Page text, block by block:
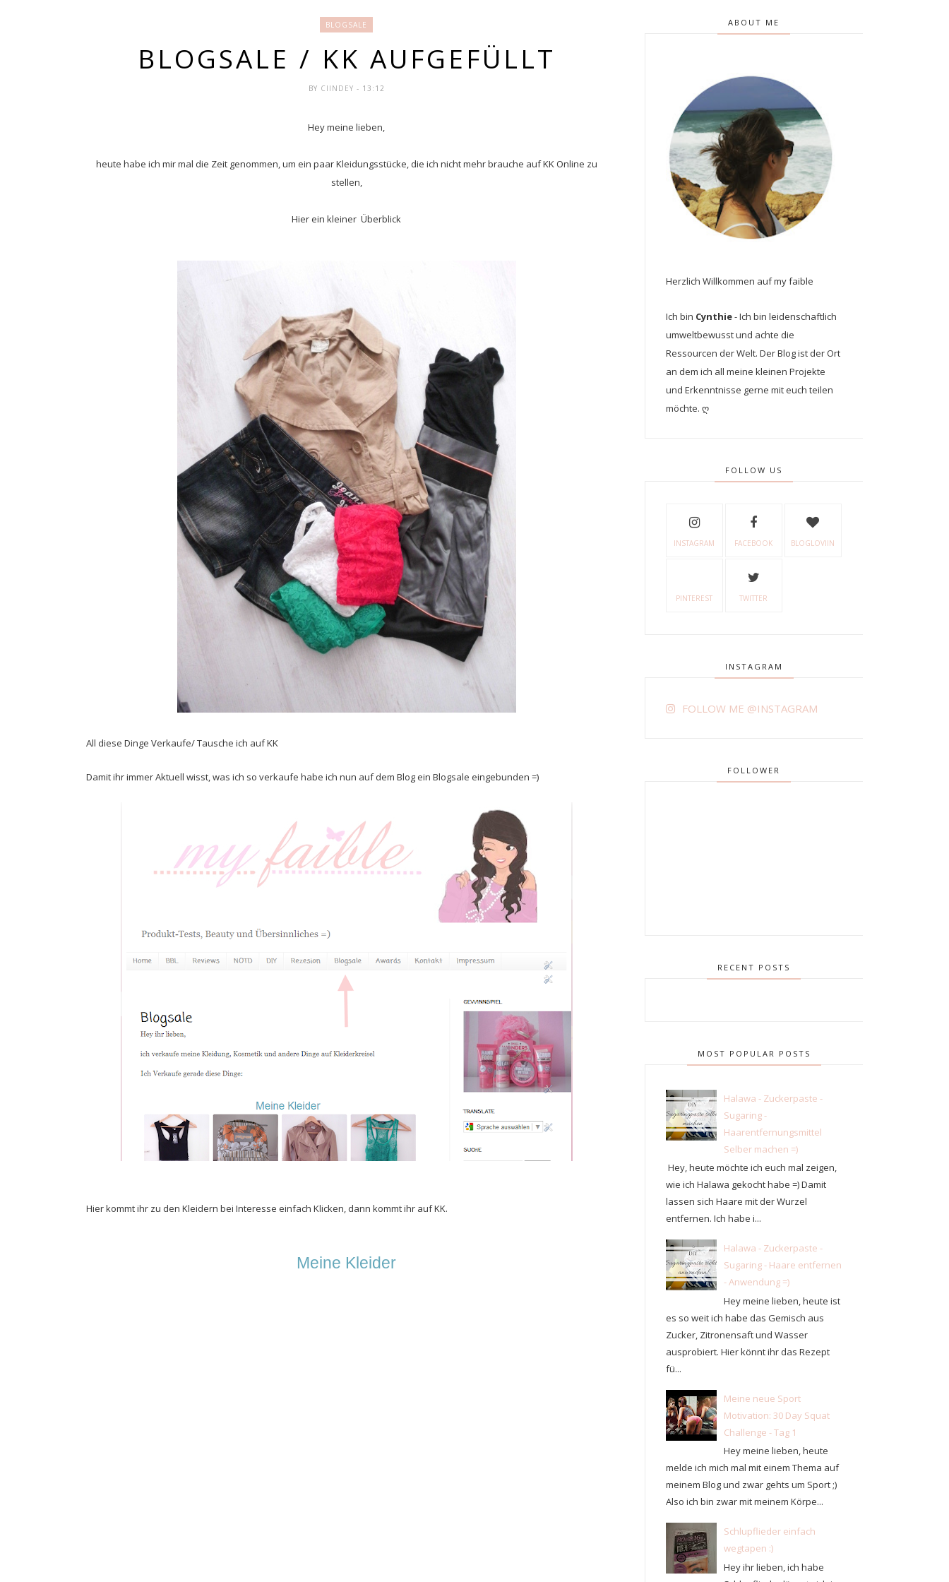
BLOGSALE
BLOGSALE / KK AUFGEFÜLLT
BY CIINDEY - 13:12
Hey meine lieben,
heute habe ich mir mal die Zeit genommen, um ein paar Kleidungsstücke, die ich nicht mehr brauche auf KK Online zu
stellen,
Hier ein kleiner Überblick
All diese Dinge Verkaufe/ Tausche ich auf KK
Damit ihr immer Aktuell wisst, was ich so verkaufe habe ich nun auf dem Blog ein Blogsale eingebunden =)
Hier kommt ihr zu den Kleidern bei Interesse einfach Klicken, dann kommt ihr auf KK.
Meine Kleider
ABOUT ME
Herzlich Willkommen auf my faible
Ich bin Cynthie- Ich bin leidenschaftlich
umweltbewusst und achte die
Ressourcen der Welt. Der Blog ist der Ort
an dem ich all meine kleinen Projekte
und Erkenntnisse gerne mit euch teilen
möchte. ღ
FOLLOW US
INSTAGRAM FACEBOOK BLOGLOVIIN
PINTEREST TWITTER
INSTAGRAM
FOLLOW ME @INSTAGRAM
FOLLOWER
RECENT POSTS
MOST POPULAR POSTS
Halawa - Zuckerpaste -
Sugaring -
Haarentfernungsmittel
Selber machen =)
Hey, heute möchte ich euch mal zeigen,
wie ich Halawa gekocht habe =) Damit
lassen sich Haare mit der Wurzel
entfernen. Ich habe i...
Halawa - Zuckerpaste -
Sugaring - Haare entfernen
- Anwendung =)
Hey meine lieben, heute ist
es so weit ich habe das Gemisch aus
Zucker, Zitronensaft und Wasser
ausprobiert. Hier könnt ihr das Rezept
fü...
Meine neue Sport
Motivation: 30 Day Squat
Challenge - Tag 1
Hey meine lieben, heute
melde ich mich mal mit einem Thema auf
meinem Blog und zwar gehts um Sport ;)
Also ich bin zwar mit meinem Körpe...
Schlupflieder einfach
wegtapen :)
Hey ihr lieben, ich habe